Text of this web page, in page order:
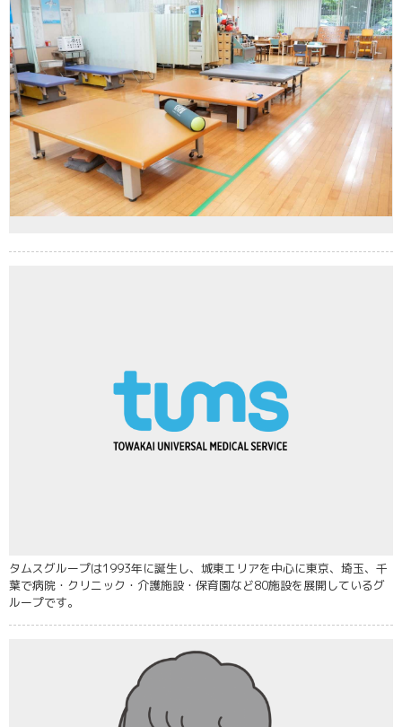
タムスグループは1993年に誕生し、城東エリアを中心に東京、埼玉、千
葉で病院・クリニック・介護施設・保育園など80施設を展開しているグ
ループです。